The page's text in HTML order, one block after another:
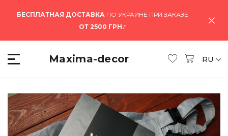
БЕСПЛАТНАЯ ДОСТАВКАПО УКРАИНЕ ПРИ ЗАКАЗЕ
ОТ 2500 ГРН.*
Maxima-decor RU